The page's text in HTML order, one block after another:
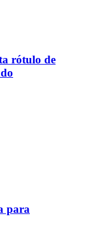
rótulo de
para